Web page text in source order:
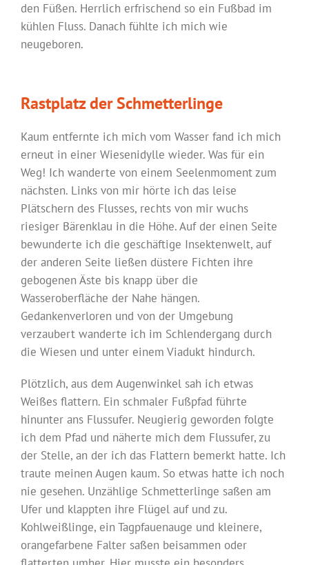
den Füßen. Herrlich erfrischend so ein Fußbad im
kühlen Fluss. Danach fühlte ich mich wie
neugeboren.
Rastplatz der Schmetterlinge
Kaum entfernte ich mich vom Wasser fand ich mich
erneut in einer Wiesenidylle wieder. Was für ein
Weg! Ich wanderte von einem Seelenmoment zum
nächsten. Links von mir hörte ich das leise
Plätschern des Flusses, rechts von mir wuchs
riesiger Bärenklau in die Höhe. Auf der einen Seite
bewunderte ich die geschäftige Insektenwelt, auf
der anderen Seite ließen düstere Fichten ihre
gebogenen Äste bis knapp über die
Wasseroberfläche der Nahe hängen.
Gedankenverloren und von der Umgebung
verzaubert wanderte ich im Schlendergang durch
die Wiesen und unter einem Viadukt hindurch.
Plötzlich, aus dem Augenwinkel sah ich etwas
Weißes flattern. Ein schmaler Fußpfad führte
hinunter ans Flussufer. Neugierig geworden folgte
ich dem Pfad und näherte mich dem Flussufer, zu
der Stelle, an der ich das Flattern bemerkt hatte. Ich
traute meinen Augen kaum. So etwas hatte ich noch
nie gesehen. Unzählige Schmetterlinge saßen am
Ufer und klappten ihre Flügel auf und zu.
Kohlweißlinge, ein Tagpfauenauge und kleinere,
orangefarbene Falter saßen beisammen oder